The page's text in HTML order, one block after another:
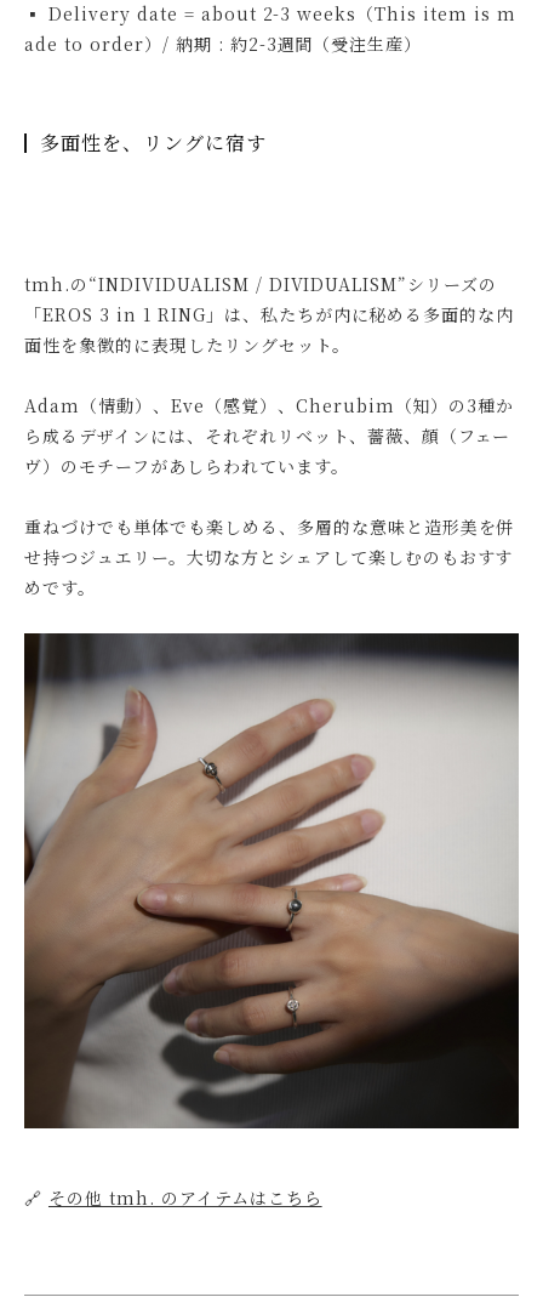
▪ Delivery date = about 2-3 weeks（This item is m
ade to order）/ 納期 : 約2-3週間（受注生産）
多面性を、リングに宿す
tmh.の“INDIVIDUALISM / DIVIDUALISM”シリーズの
「EROS 3 in 1 RING」は、私たちが内に秘める多面的な内
面性を象徴的に表現したリングセット。
Adam（情動）、Eve（感覚）、Cherubim（知）の3種か
ら成るデザインには、それぞれリベット、薔薇、顔（フェー
ヴ）のモチーフがあしらわれています。
重ねづけでも単体でも楽しめる、多層的な意味と造形美を併
せ持つジュエリー。大切な方とシェアして楽しむのもおすす
めです。
🔗 その他 tmh. のアイテムはこちら